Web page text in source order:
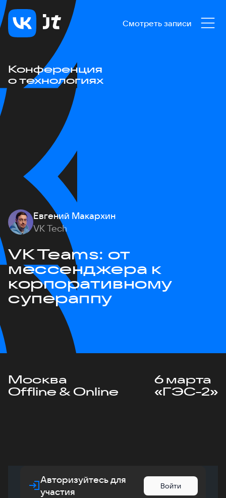
Смотреть записи
Конференция
о технологиях
Евгений Макархин
VK Tech
VK Teams: от
мессенджера к
корпоративному
супераппу
Москва
Offline & Online
6 марта
«ГЭС-2»
Авторизуйтесь для
участия
Войти